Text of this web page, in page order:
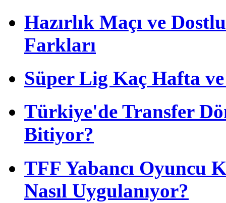
Hazırlık Maçı ve
Farkları
Süper Lig Kaç Hafta
Türkiye'de Transfer
Bitiyor?
TFF Yabancı Oyuncu
Nasıl Uygulanıyor?